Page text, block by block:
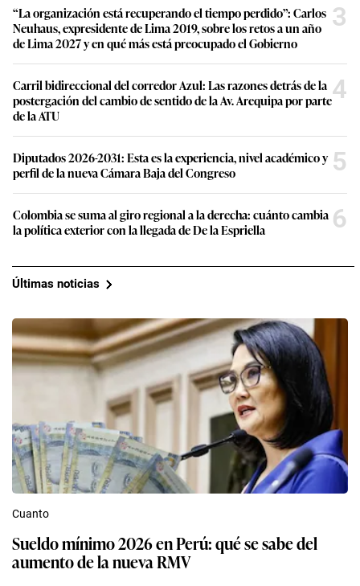
“La organización está recuperando el tiempo perdido”: Carlos
Neuhaus, expresidente de Lima 2019, sobre los retos a un año
de Lima 2027 y en qué más está preocupado el Gobierno
3
Carril bidireccional del corredor Azul: Las razones detrás de la
postergación del cambio de sentido de la Av. Arequipa por parte
de la ATU
4
Diputados 2026-2031: Esta es la experiencia, nivel académico y
perfil de la nueva Cámara Baja del Congreso
5
Colombia se suma al giro regional a la derecha: cuánto cambia
la política exterior con la llegada de De la Espriella
6
Últimas noticias
Cuanto
Sueldo mínimo 2026 en Perú: qué se sabe del
aumento de la nueva RMV